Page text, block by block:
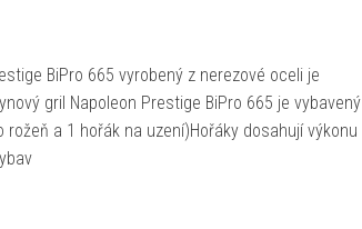
BiPro 665 vyrobený z nerezové oceli je
gril Napoleon Prestige BiPro 665 je vybavený
a 1 hořák na uzení)Hořáky dosahují výkonu